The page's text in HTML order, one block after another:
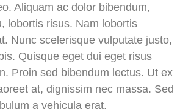
Aliquam ac dolor bibendum,
lobortis risus. Nam lobortis
Nunc scelerisque vulputate justo,
Quisque eget dui eget risus
Proin sed bibendum lectus. Ut ex
at, dignissim nec massa. Sed
a vehicula erat.